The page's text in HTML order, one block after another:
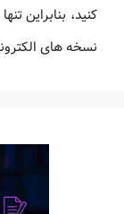
کنید، بنابراین
نسخه های